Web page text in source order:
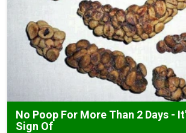
No Poop For More Than 2 Days -
Sign Of